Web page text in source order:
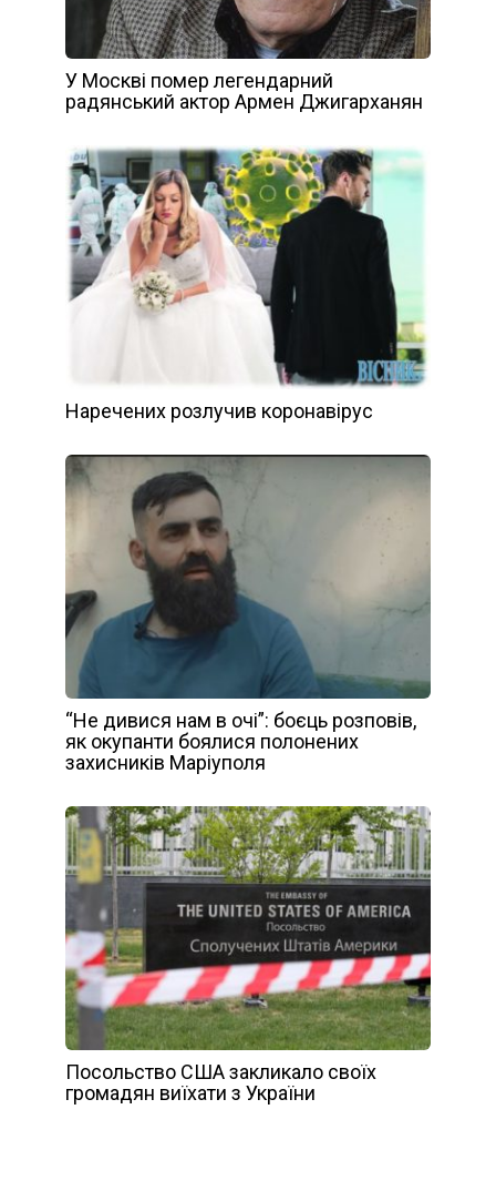
У Москві помер легендарний
радянський актор Армен Джигарханян
Наречених розлучив коронавірус
“Не дивися нам в очі”: боєць розповів,
як окупанти боялися полонених
захисників Маріуполя
Посольство США закликало своїх
громадян виїхати з України